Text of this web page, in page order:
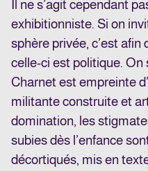
Il ne s’agit cependant
exhibitionniste. Si on
sphère privée, c’est
celle-ci est politique. On
Charnet est empreinte
militante construite et
domination, les
subies dès l’enfance
décortiqués, mis en